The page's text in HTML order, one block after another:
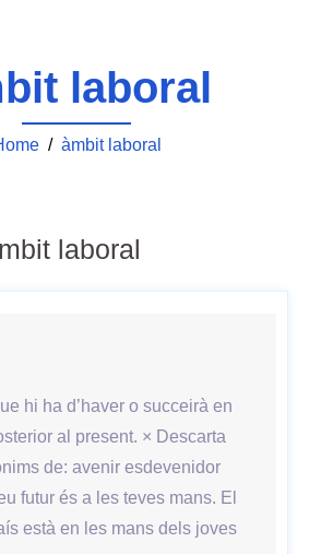
laboral
/ àmbit laboral
laboral
hi ha d’haver o succeirà en
al present. × Descarta
de: avenir esdevenidor
futur és a les teves mans. El
està en les mans dels joves